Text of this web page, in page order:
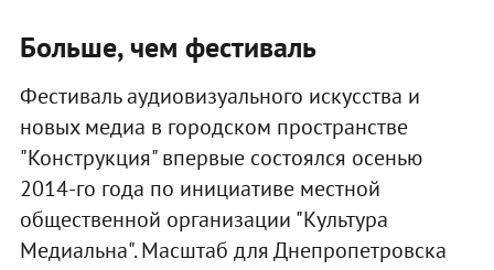
Больше, чем фестиваль
Фестиваль аудиовизуального искусства и
новых медиа в городском пространстве
"Конструкция" впервые состоялся осенью
2014-го года по инициативе местной
общественной организации "Культура
Медиальна". Масштаб для Днепропетровска